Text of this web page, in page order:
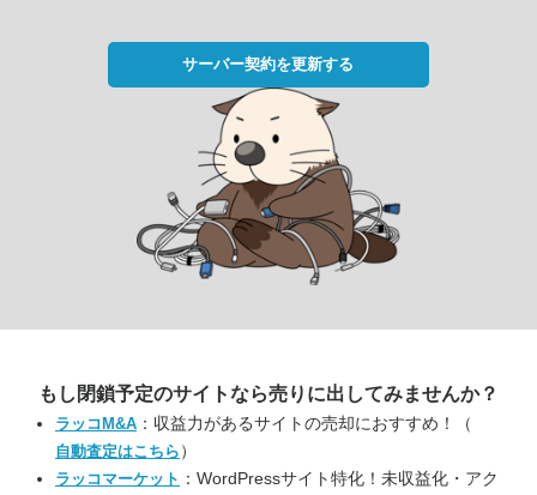
サーバー契約を更新する
もし閉鎖予定のサイトなら売りに出してみませんか？
ラッコM&A ：収益力があるサイトの売却におすすめ！（
自動査定はこちら ）
ラッコマーケット ：WordPressサイト特化！未収益化・アク